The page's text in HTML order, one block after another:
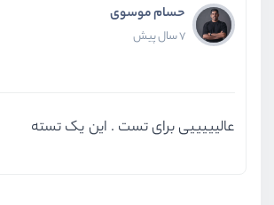
حسام موسوی
7 سال پیش
عالیییییی برای تست . این یک تسته